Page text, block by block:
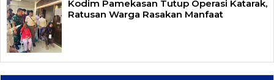
Kodim Pamekasan Tutup Operasi Katarak,
Ratusan Warga Rasakan Manfaat